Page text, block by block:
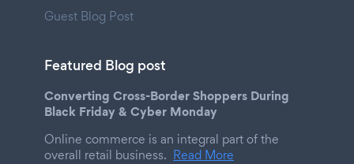
Guest Blog Post
Featured Blog post
Converting Cross-Border Shoppers During
Black Friday & Cyber Monday
Online commerce is an integral part of the
overall retail business. Read More